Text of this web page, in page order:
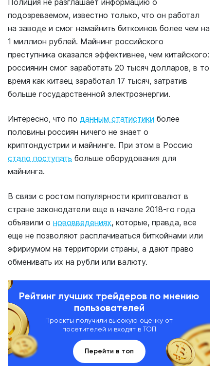
Полиция не разглашает информацию о
подозреваемом, известно только, что он работал
на заводе и смог намайнить биткоинов более чем на
1 миллион рублей. Майнинг российского
преступника оказался эффективнее, чем китайского:
россиянин смог заработать 20 тысяч долларов, в то
время как китаец заработал 17 тысяч, затратив
больше государственной электроэнергии.
Интересно, что по данным статистики более
половины россиян ничего не знает о
криптондустрии и майнинге. При этом в Россию
стало поступать больше оборудования для
майнинга.
В связи с ростом популярности криптовалют в
стране законодатели еще в начале 2018-го года
объявили о нововведениях, которые, правда, все
еще не позволяют расплачиваться биткойнами или
эфириумом на территории страны, а дают право
обменивать их на рубли или валюту.
Рейтинг лучших трейдеров по мнению
пользователей
Проекты получили высокую оценку от
посетителей и входят в ТОП
Перейти в топ